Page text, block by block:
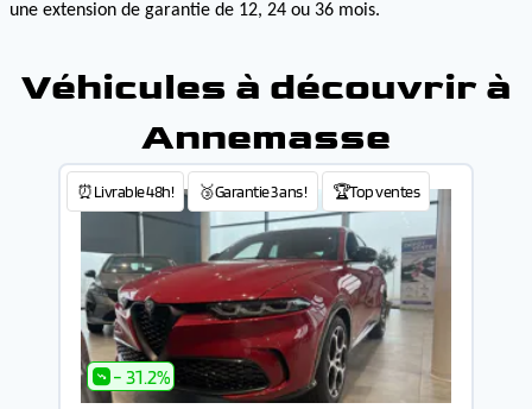
une extension de garantie de 12, 24 ou 36 mois.
Véhicules à découvrir à
Annemasse
⏰Livrable 48h! 🥉Garantie 3 ans ! 🏆Top ventes
- 31.2%